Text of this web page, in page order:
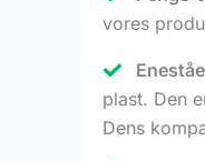
vores
plast. Den
Dens